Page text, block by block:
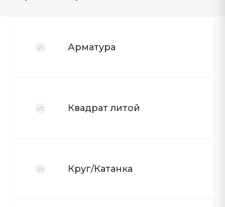
Арматура
Квадрат литой
Круг/Катанка